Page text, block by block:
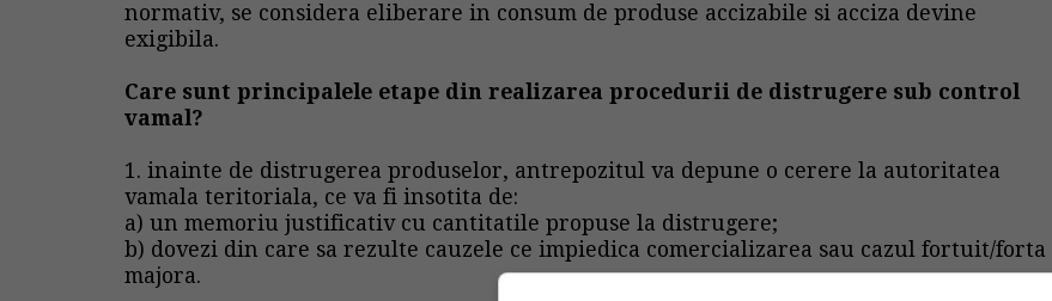
normativ, se considera eliberare in consum de produse accizabile si acciza devine
exigibila.
Care sunt principalele etape din realizarea procedurii de distrugere sub control
vamal?
1. inainte de distrugerea produselor, antrepozitul va depune o cerere la autoritatea
vamala teritoriala, ce va fi insotita de:
a) un memoriu justificativ cu cantitatile propuse la distrugere;
b) dovezi din care sa rezulte cauzele ce impiedica comercializarea sau cazul fortuit/forta
majora.